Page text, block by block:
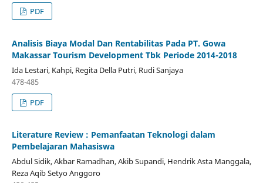
PDF
Analisis Biaya Modal Dan Rentabilitas Pada PT. Gowa
Makassar Tourism Development Tbk Periode 2014-2018
Ida Lestari, Kahpi, Regita Della Putri, Rudi Sanjaya
478-485
PDF
Literature Review : Pemanfaatan Teknologi dalam
Pembelajaran Mahasiswa
Abdul Sidik, Akbar Ramadhan, Akib Supandi, Hendrik Asta Manggala,
Reza Aqib Setyo Anggoro